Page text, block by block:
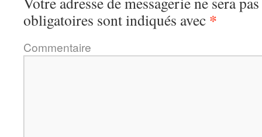
obligatoires sont indiqués avec *
Commentaire